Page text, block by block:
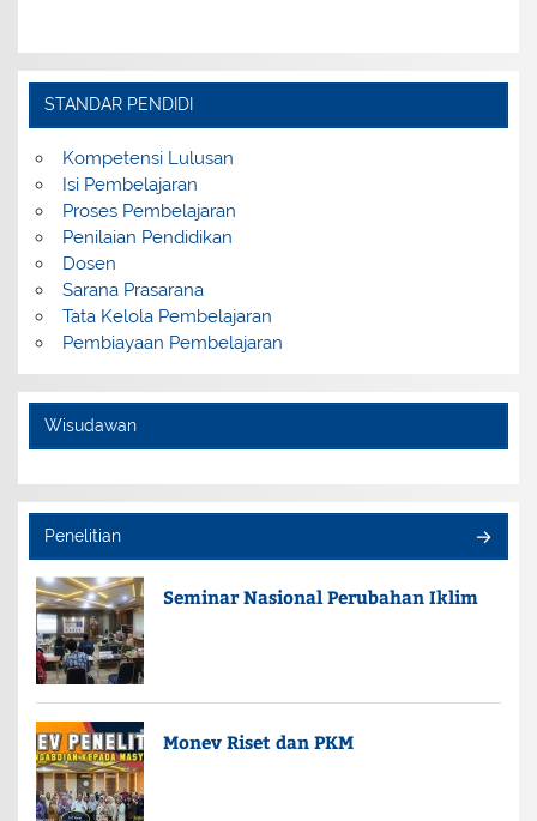
STANDAR PENDIDI
Kompetensi Lulusan
Isi Pembelajaran
Proses Pembelajaran
Penilaian Pendidikan
Dosen
Sarana Prasarana
Tata Kelola Pembelajaran
Pembiayaan Pembelajaran
Wisudawan
Penelitian
Seminar Nasional Perubahan Iklim
Monev Riset dan PKM